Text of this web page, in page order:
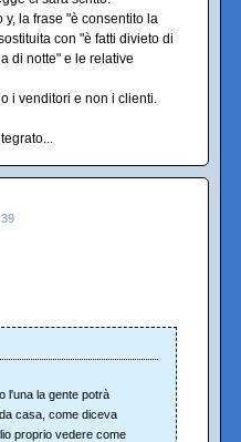
la frase "è consentito la
con "è fatti divieto di
di notte" e le relative
i venditori e non i clienti.
l'una la gente potrà
casa, come diceva
proprio vedere come